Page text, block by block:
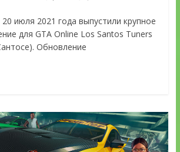
июля 2021 года выпустили крупное
для GTA Online Los Santos Tuners
Обновление